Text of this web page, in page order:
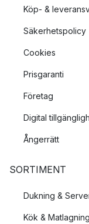
Köp- &
Säkerhetspolicy
Cookies
Prisgaranti
Företag
Digital
Ångerrätt
SORTIMENT
Dukning &
Kök & Matlagning